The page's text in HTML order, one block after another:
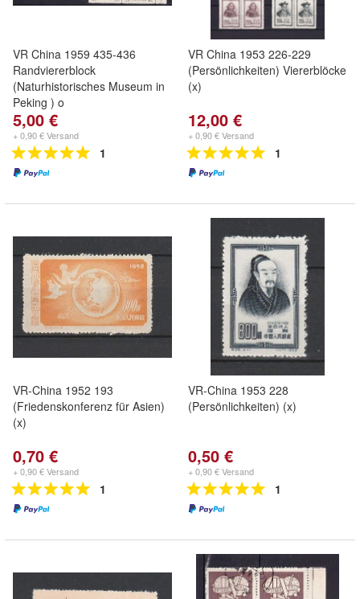
VR China 1959 435-436
Randviererblock
(Naturhistorisches Museum in
Peking ) o
5,00 €
+ 0,90 € Versand
1
VR China 1953 226-229
(Persönlichkeiten) Viererblöcke
(x)
12,00 €
+ 0,90 € Versand
1
VR-China 1952 193
(Friedenskonferenz für Asien)
(x)
0,70 €
+ 0,90 € Versand
1
VR-China 1953 228
(Persönlichkeiten) (x)
0,50 €
+ 0,90 € Versand
1